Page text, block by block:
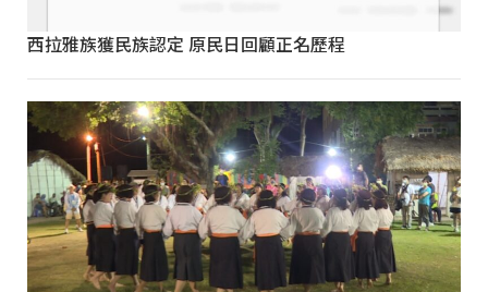
西拉雅族獲民族認定 原民日回顧正名歷程